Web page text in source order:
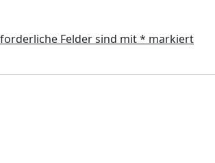
Felder sind mit* markiert